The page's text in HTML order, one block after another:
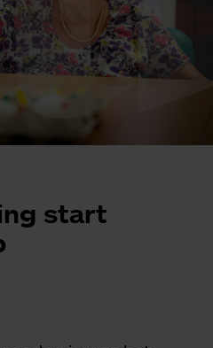
start